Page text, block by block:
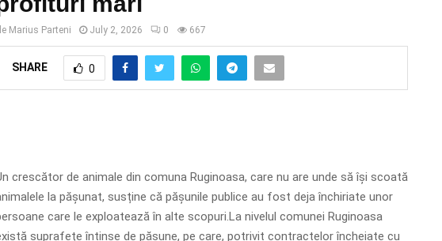
Marius Parteni July 2, 2026 0 667
SHARE 0
crescător de animale din comuna Ruginoasa, care nu are unde să își scoată
la pășunat, susține că pășunile publice au fost deja închiriate unor
care le exploatează în alte scopuri.La nivelul comunei Ruginoasa
suprafețe întinse de pășune, pe care, potrivit contractelor încheiate cu